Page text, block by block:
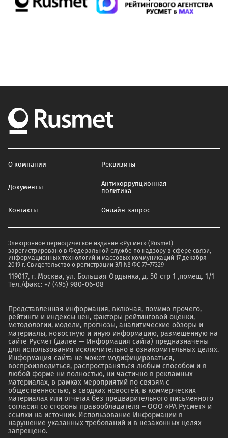
О компании Реквизиты
Документы
Антикоррупционная
политика
Контакты Онлайн-запрос
Электронное периодическое издание «Русмет» (Rusmet)
зарегистрировано в Федеральной службе по надзору в сфере связи,
информационных технологий и массовых коммуникаций 17 декабря
2019 г. Свидетельство о регистрации ЭЛ № ФС 77–77329
119017, г. Москва, ул. Большая Ордынка, д. 50 стр 1 ,помещ. 1/1
Тел./факс: +7 (495) 980-06-08
Представленная информация, включая, помимо прочего,
рейтинги и индексы цен, факторы рейтинговой оценки,
методологии, модели, прогнозы, аналитические обзоры и
материалы, новостную и иную информацию, размещенную на
сайте Русмет (далее — Информация сайта) предназначены
для использования исключительно в ознакомительных целях.
Информация сайта не может модифицироваться,
воспроизводиться, распространяться любым способом и в
любой форме ни полностью, ни частично в рекламных
материалах, в рамках мероприятий по связям с
общественностью, в сводках новостей, в коммерческих
материалах или отчетах без предварительного письменного
согласия со стороны правообладателя – ООО «РА Русмет» и
ссылки на источник. Использование Информации в
нарушение указанных требований и в незаконных целях
запрещено.